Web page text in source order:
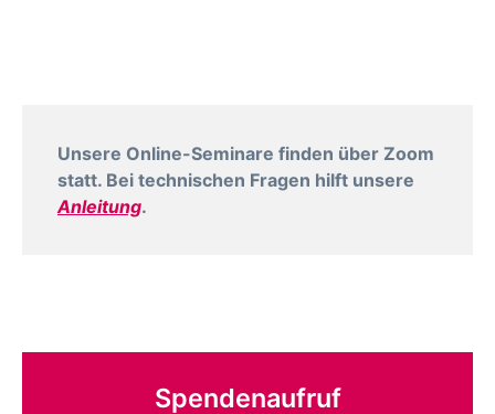
Unsere Online-Seminare finden über Zoom
statt. Bei technischen Fragen hilft unsere
Anleitung.
Spendenaufruf